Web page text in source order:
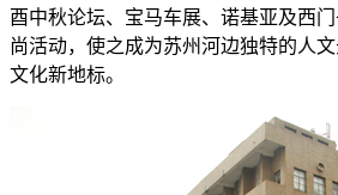
酉中秋论坛、宝马车展、诺基亚及西
尚活动，使之成为苏州河边独特的人
文化新地标。